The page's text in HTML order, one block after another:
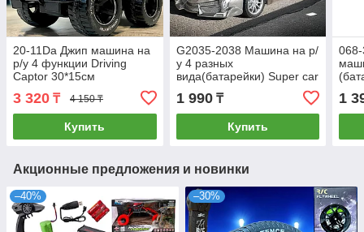
20-11Da Джип машина на
р/у 4 функции Driving
Captor 30*15см
3 320 ₸ 4 150 ₸
Купить
G2035-2038 Машина на р/
у 4 разных
вида(батарейки) Super car
1 990₸
Купить
1
Акционные предложения и новинки
–40% –30%